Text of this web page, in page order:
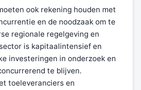
ook rekening houden met
en de noodzaak om te
regionale regelgeving en
is kapitaalintensief en
investeringen in onderzoek en
te blijven.
toeleveranciers en